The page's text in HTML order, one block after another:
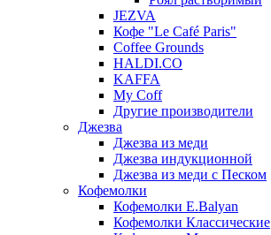
JEZVA
Кофе "Le Café Paris"
Coffee Grounds
HALDI.CO
KAFFA
My Coff
Другие производители
Джезва
Джезва из меди
Джезва индукционной
Джезва из меди с Песком
Кофемолки
Кофемолки E.Balyan
Кофемолки Классические